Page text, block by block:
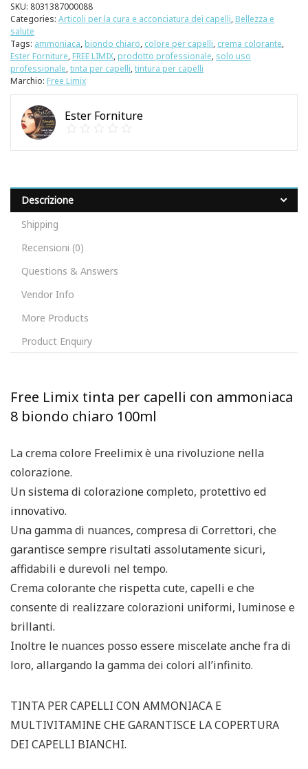
SKU: 8031387000088
Categories: Articoli per la cura e acconciatura dei capelli, Bellezza e
salute
Tags: ammoniaca, biondo chiaro, colore per capelli, crema colorante,
Ester Forniture, FREE LIMIX, prodotto professionale, solo uso
professionale,tinta per capelli,tintura per capelli
Marchio: Free Limix
Ester Forniture
Descrizione
Shipping
Recensioni (0)
Questions & Answers
Vendor Info
More Products
Product Enquiry
Free Limix tinta per capelli con ammoniaca
8 biondo chiaro 100ml
La crema colore Freelimix è una rivoluzione nella
colorazione.
Un sistema di colorazione completo, protettivo ed
innovativo.
Una gamma di nuances, compresa di Correttori, che
garantisce sempre risultati assolutamente sicuri,
affidabili e durevoli nel tempo.
Crema colorante che rispetta cute, capelli e che
consente di realizzare colorazioni uniformi, luminose e
brillanti.
Inoltre le nuances posso essere miscelate anche fra di
loro, allargando la gamma dei colori all’infinito.
TINTA PER CAPELLI CON AMMONIACA E
MULTIVITAMINE CHE GARANTISCE LA COPERTURA
DEI CAPELLI BIANCHI.